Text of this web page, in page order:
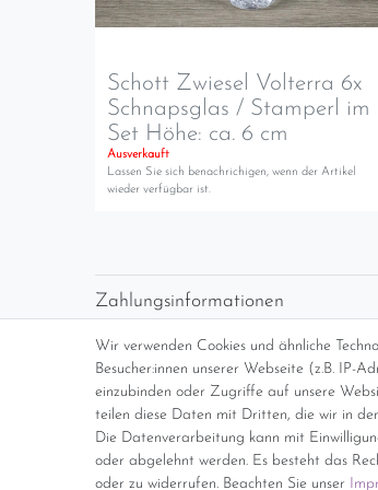
Schott Zwiesel Volterra 6x
Schnapsglas / Stamperl im
Set Höhe: ca. 6 cm
Ausverkauft
Lassen Sie sich benachrichigen, wenn der Artikel
wieder verfügbar ist.
Wir verwenden Cookies und ähnliche
Besucher:innen unserer Webseite (z.B. IP-
einzubinden oder Zugriffe auf unsere
teilen diese Daten mit Dritten, die wir in
Die Datenverarbeitung kann mit
oder abgelehnt werden. Es besteht das
oder zu widerrufen. Beachten Sie unser
Zahlungsinformationen
Paypal
Abholung
*Endpreis inkl. MwSt.